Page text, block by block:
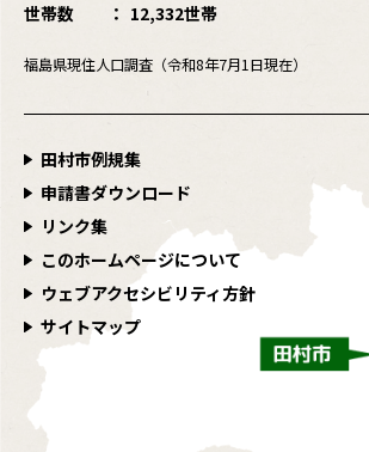
世帯数
12,332世帯
福島県現住人口調査（令和8年7月1日現在）
田村市例規集
申請書ダウンロード
リンク集
このホームページについて
ウェブアクセシビリティ方針
サイトマップ